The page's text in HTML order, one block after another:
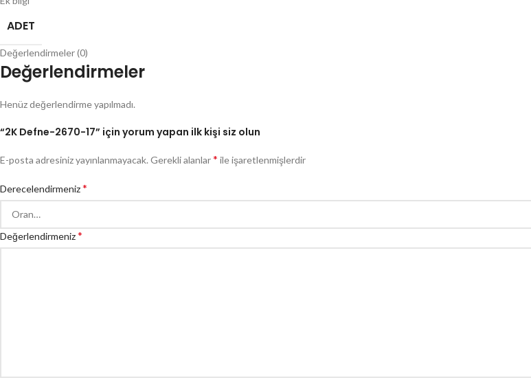
ADET
Değerlendirmeler (0)
Değerlendirmeler
Henüz değerlendirme yapılmadı.
“2K Defne-2670-17” için yorum yapan ilk kişi siz olun
E-posta adresiniz yayınlanmayacak. Gerekli alanlar* ile işaretlenmişlerdir
Derecelendirmeniz*
Değerlendirmeniz*